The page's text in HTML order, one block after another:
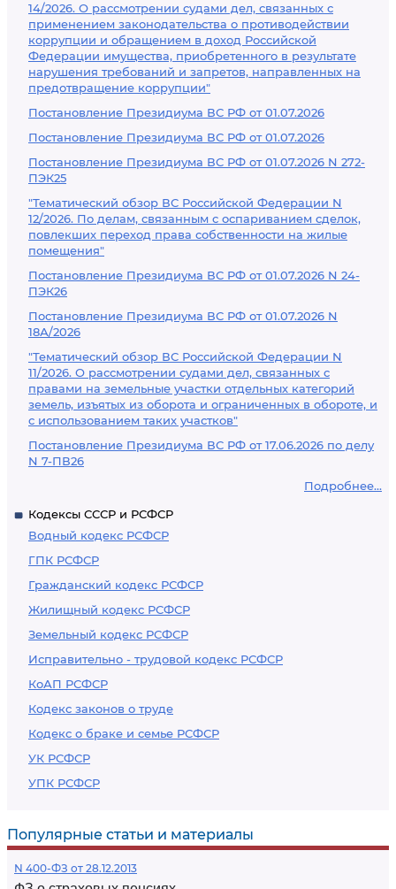
14/2026. О рассмотрении судами дел, связанных с
применением законодательства о противодействии
коррупции и обращением в доход Российской
Федерации имущества, приобретенного в результате
нарушения требований и запретов, направленных на
предотвращение коррупции"
Постановление Президиума ВС РФ от 01.07.2026
Постановление Президиума ВС РФ от 01.07.2026
Постановление Президиума ВС РФ от 01.07.2026 N 272-
ПЭК25
"Тематический обзор ВС Российской Федерации N
12/2026. По делам, связанным с оспариванием сделок,
повлекших переход права собственности на жилые
помещения"
Постановление Президиума ВС РФ от 01.07.2026 N 24-
ПЭК26
Постановление Президиума ВС РФ от 01.07.2026 N
18А/2026
"Тематический обзор ВС Российской Федерации N
11/2026. О рассмотрении судами дел, связанных с
правами на земельные участки отдельных категорий
земель, изъятых из оборота и ограниченных в обороте, и
с использованием таких участков"
Постановление Президиума ВС РФ от 17.06.2026 по делу
N 7-ПВ26
Подробнее...
Кодексы СССР и РСФСР
Водный кодекс РСФСР
ГПК РСФСР
Гражданский кодекс РСФСР
Жилищный кодекс РСФСР
Земельный кодекс РСФСР
Исправительно - трудовой кодекс РСФСР
КоАП РСФСР
Кодекс законов о труде
Кодекс о браке и семье РСФСР
УК РСФСР
УПК РСФСР
Популярные статьи и материалы
N 400-ФЗ от 28.12.2013